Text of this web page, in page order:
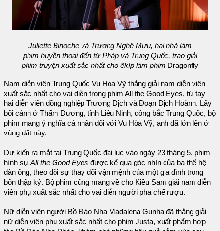
Juliette Binoche và Trương Nghệ Mưu, hai nhà làm
phim huyền thoại đến từ Pháp và Trung Quốc, trao giải
phim truyện xuất sắc nhất cho êkíp làm phim Dragonfly
Nam diễn viên Trung Quốc Vu Hòa Vỹ thắng giải nam diễn viên
xuất sắc nhất cho vai diễn trong phim All the Good Eyes, từ tay
hai diễn viên đồng nghiệp Trương Dịch và Đoạn Dịch Hoành. Lấy
bối cảnh ở Thẩm Dương, tỉnh Liêu Ninh, đông bắc Trung Quốc, bộ
phim mang ý nghĩa cá nhân đối với Vu Hòa Vỹ, anh đã lớn lên ở
vùng đất này.
Dự kiến ra mắt tại Trung Quốc đại lục vào ngày 23 tháng 5, phim
hình sựAll the Good Eyes được kể qua góc nhìn của ba thế hệ
đàn ông, theo dõi sự thay đổi vận mệnh của một gia đình trong
bốn thập kỷ. Bộ phim cũng mang về cho Kiều Sam giải nam diễn
viên phụ xuất sắc nhất cho vai diễn người pha chế rượu.
Nữ diễn viên người Bồ Đào Nha Madalena Gunha đã thắng giải
nữ diễn viên phụ xuất sắc nhất cho phim Justa, xuất phẩm hợp